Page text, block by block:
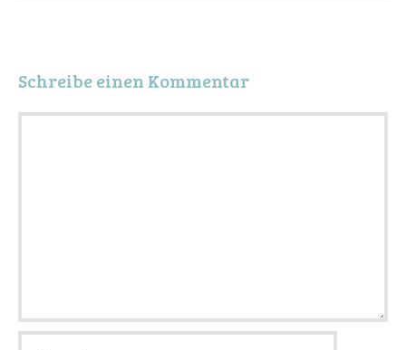
Schreibe einen Kommentar